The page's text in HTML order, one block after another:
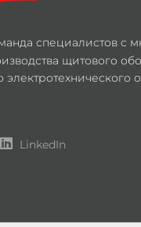
специалистов с
щитового
LinkedIn